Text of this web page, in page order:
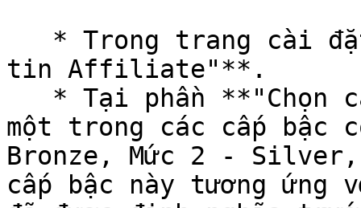
tin Affiliate"**.
một trong các cấp bậc
Bronze, Mức 2 -
cấp bậc này tương ứng